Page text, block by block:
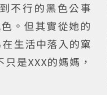
不行的黑色公事
。但其實從她的
生活中落入的窠
是XXX的媽媽，